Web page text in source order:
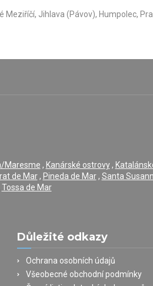
Meziříčí, Jihlava (Pávov), Humpolec,
Maresme , Kanárské ostrovy,
de Mar, Pineda de Mar, Santa
Tossa de Mar
Důležité odkazy
Ochrana osobních údajů
Všeobecné obchodní podmínky